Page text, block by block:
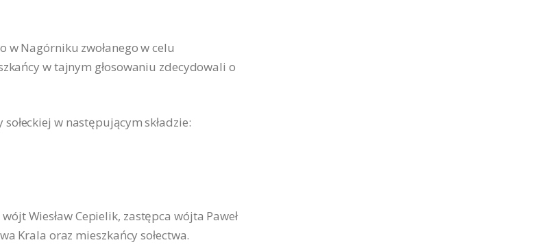
w Nagórniku zwołanego w celu
w tajnym głosowaniu zdecydowali o
w następującym składzie:
Wiesław Cepielik, zastępca wójta Paweł
Krala oraz mieszkańcy sołectwa.